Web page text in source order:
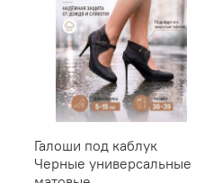
Галоши под каблук
Черные универсальные